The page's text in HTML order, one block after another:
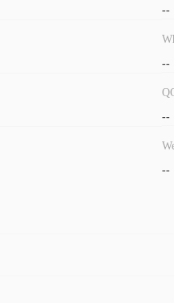
潜在的な顧客にとっては懸念
いくつかの利点があるた
行う必要があります。
はウェブサイトにログインする
待に応えるように設計された、
、エントリーのしきい値は高
--
--
--
--